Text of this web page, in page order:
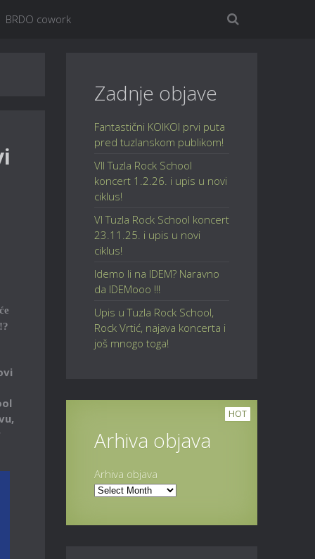
BRDO cowork
Zadnje objave
Fantastični KOIKOI prvi puta
pred tuzlanskom publikom!
VII Tuzla Rock School
koncert 1.2.26. i upis u novi
ciklus!
VI Tuzla Rock School koncert
23.11.25. i upis u novi
ciklus!
Idemo li na IDEM? Naravno
da IDEMooo !!!
Upis u Tuzla Rock School,
Rock Vrtić, najava koncerta i
još mnogo toga!
HOT
Arhiva objava
Arhiva objava